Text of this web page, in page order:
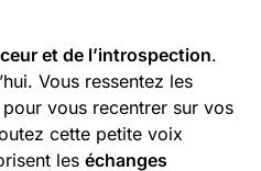
et de l’introspection.
Vous ressentez les
vous recentrer sur vos
cette petite voix
les échanges